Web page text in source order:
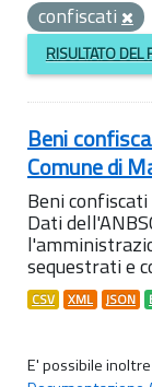
confiscati
RISULTATO DEL
Beni
Comune di
Beni
Dati
sequestrati e
CSV XML JSON
E' possibile